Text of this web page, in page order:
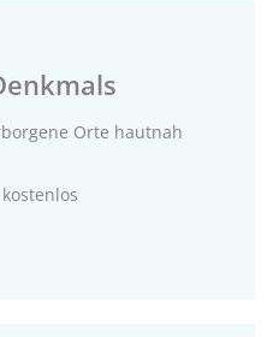
Orte hautnah
kostenlos